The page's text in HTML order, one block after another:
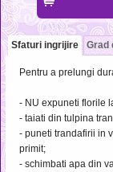
Sfaturi ingrijire Grad
Pentru a prelungi
- NU expuneti florile
- taiati din tulpina
- puneti trandafirii in
primit;
- schimbati apa din